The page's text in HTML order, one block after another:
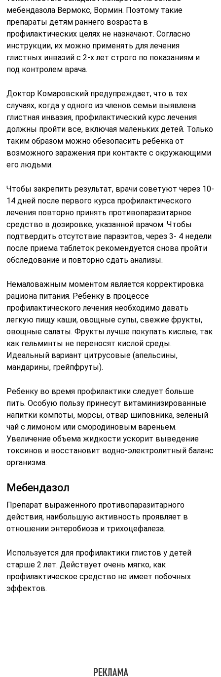
мебендазола Вермокс, Вормин. Поэтому такие
препараты детям раннего возраста в
профилактических целях не назначают. Согласно
инструкции, их можно применять для лечения
глистных инвазий с 2-х лет строго по показаниям и
под контролем врача.
Доктор Комаровский предупреждает, что в тех
случаях, когда у одного из членов семьи выявлена
глистная инвазия, профилактический курс лечения
должны пройти все, включая маленьких детей. Только
таким образом можно обезопасить ребенка от
возможного заражения при контакте с окружающими
его людьми.
Чтобы закрепить результат, врачи советуют через 10-
14 дней после первого курса профилактического
лечения повторно принять противопаразитарное
средство в дозировке, указанной врачом. Чтобы
подтвердить отсутствие паразитов, через 3- 4 недели
после приема таблеток рекомендуется снова пройти
обследование и повторно сдать анализы.
Немаловажным моментом является корректировка
рациона питания. Ребенку в процессе
профилактического лечения необходимо давать
легкую пищу каши, овощные супы, свежие фрукты,
овощные салаты. Фрукты лучше покупать кислые, так
как гельминты не переносят кислой среды.
Идеальный вариант цитрусовые (апельсины,
мандарины, грейпфруты).
Ребенку во время профилактики следует больше
пить. Особую пользу принесут витаминизированные
напитки компоты, морсы, отвар шиповника, зеленый
чай с лимоном или смородиновым вареньем.
Увеличение объема жидкости ускорит выведение
токсинов и восстановит водно-электролитный баланс
организма.
Мебендазол
Препарат выраженного противопаразитарного
действия, наибольшую активность проявляет в
отношении энтеробиоза и трихоцефалеза.
Используется для профилактики глистов у детей
старше 2 лет. Действует очень мягко, как
профилактическое средство не имеет побочных
эффектов.